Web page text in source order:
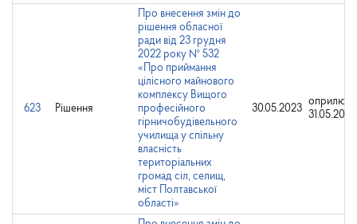
623 Рішення
Про внесення змін до
рішення обласної
ради від 23 грудня
2022 року № 532
«Про приймання
цілісного майнового
комплексу Вищого
професійного
гірничобудівельного
училища у спільну
власність
територіальних
громад сіл, селищ,
міст Полтавської
області»
30.05.2023
31.05.2023